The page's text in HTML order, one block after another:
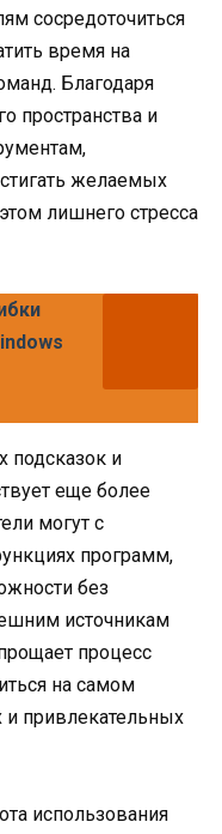
сосредоточиться
время на
Благодаря
пространства и
желаемых
лишнего стресса
подсказок и
еще более
могут с
программ,
без
источникам
процесс
на самом
привлекательных
использования